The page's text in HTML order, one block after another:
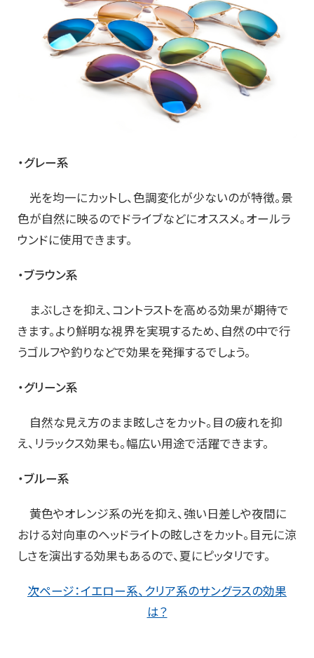
・グレー系
光を均一にカットし、色調変化が少ないのが特徴。景
色が自然に映るのでドライブなどにオススメ。オールラ
ウンドに使用できます。
・ブラウン系
まぶしさを抑え、コントラストを高める効果が期待で
きます。より鮮明な視界を実現するため、自然の中で行
うゴルフや釣りなどで効果を発揮するでしょう。
・グリーン系
自然な見え方のまま眩しさをカット。目の疲れを抑
え、リラックス効果も。幅広い用途で活躍できます。
・ブルー系
黄色やオレンジ系の光を抑え、強い日差しや夜間に
おける対向車のヘッドライトの眩しさをカット。目元に涼
しさを演出する効果もあるので、夏にピッタリです。
次ページ：イエロー系、クリア系のサングラスの効果
は？